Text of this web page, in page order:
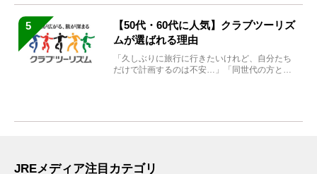
5
【50代・60代に人気】クラブツーリズ
ムが選ばれる理由
「久しぶりに旅行に行きたいけれど、自分たち
だけで計画するのは不安…」「同世代の方と気
JREメディア注目カテゴリ